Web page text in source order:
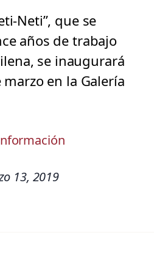
Neti”, que se
años de trabajo
se inaugurará
en la Galería
13, 2019